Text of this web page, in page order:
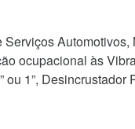
Automotivos,
ocupacional às
1”, Desincrustador